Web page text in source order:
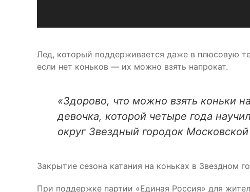
Лед, который поддерживается даже в плюсовую
если нет коньков — их можно взять напрокат.
«Здорово, что можно взять коньки
девочка, которой четыре года
округ Звездный городок
Закрытие сезона катания на коньках в Звездном
При поддержке партии «Единая Россия» для